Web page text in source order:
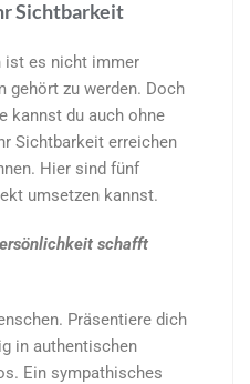
Sichtbarkeit
ist es nicht immer
gehört zu werden. Doch
kannst du auch ohne
Sichtbarkeit erreichen
Hier sind fünf
umsetzen kannst.
schafft
Präsentiere dich
in authentischen
Ein sympathisches